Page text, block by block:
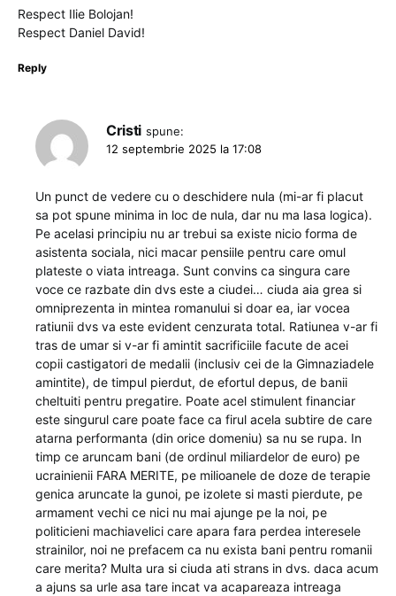
Respect Ilie Bolojan!
Respect Daniel David!
Reply
Cristi spune:
12 septembrie 2025 la 17:08
Un punct de vedere cu o deschidere nula (mi-ar fi placut
sa pot spune minima in loc de nula, dar nu ma lasa logica).
Pe acelasi principiu nu ar trebui sa existe nicio forma de
asistenta sociala, nici macar pensiile pentru care omul
plateste o viata intreaga. Sunt convins ca singura care
voce ce razbate din dvs este a ciudei… ciuda aia grea si
omniprezenta in mintea romanului si doar ea, iar vocea
ratiunii dvs va este evident cenzurata total. Ratiunea v-ar fi
tras de umar si v-ar fi amintit sacrificiile facute de acei
copii castigatori de medalii (inclusiv cei de la Gimnaziadele
amintite), de timpul pierdut, de efortul depus, de banii
cheltuiti pentru pregatire. Poate acel stimulent financiar
este singurul care poate face ca firul acela subtire de care
atarna performanta (din orice domeniu) sa nu se rupa. In
timp ce aruncam bani (de ordinul miliardelor de euro) pe
ucrainienii FARA MERITE, pe milioanele de doze de terapie
genica aruncate la gunoi, pe izolete si masti pierdute, pe
armament vechi ce nici nu mai ajunge pe la noi, pe
politicieni machiavelici care apara fara perdea interesele
strainilor, noi ne prefacem ca nu exista bani pentru romanii
care merita? Multa ura si ciuda ati strans in dvs. daca acum
a ajuns sa urle asa tare incat va acapareaza intreaga